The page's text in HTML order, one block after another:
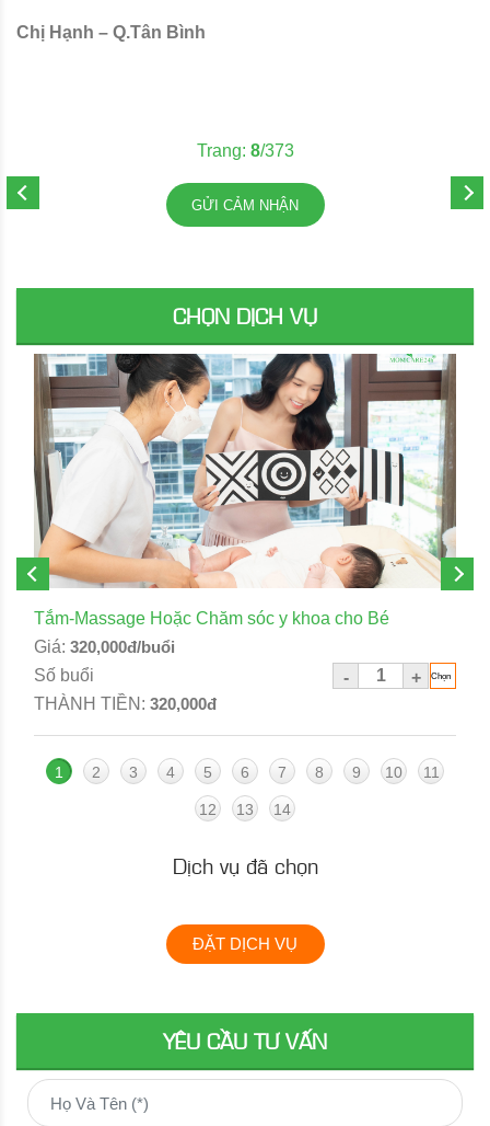
Chị Hạnh – Q.Tân Bình
Trang: 8/373
GỬI CẢM NHẬN
CHỌN DỊCH VỤ
Tắm-Massage Hoặc Chăm sóc y khoa cho Bé
Giá: 320,000đ/buổi
Số buổi
-
+
THÀNH TIỀN: 320,000đ
1 2 3 4 5 6 7 8 9 10 11
12 13 14
Dịch vụ đã chọn
ĐẶT DỊCH VỤ
YÊU CẦU TƯ VẤN